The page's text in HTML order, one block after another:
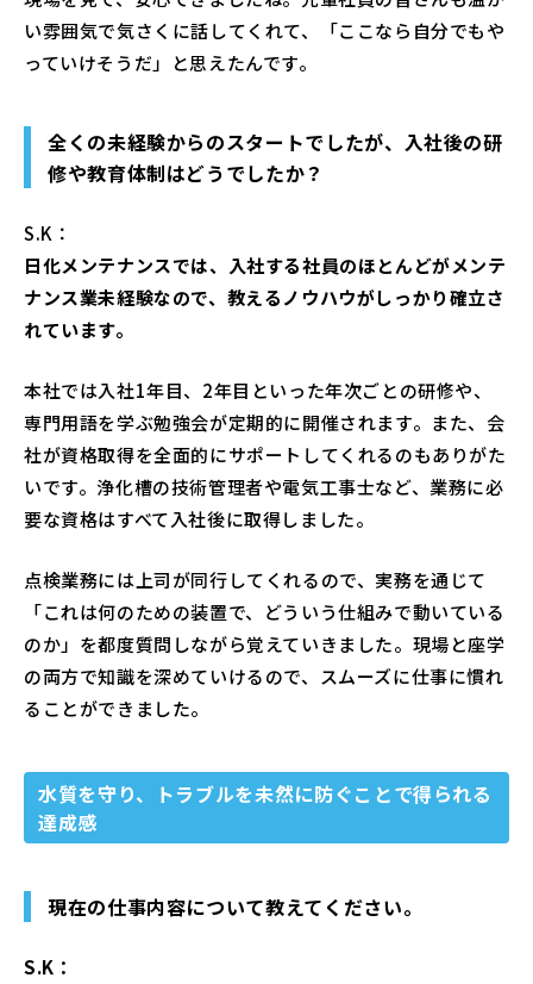
い雰囲気で気さくに話してくれて、「ここなら自分でもや
っていけそうだ」と思えたんです。
全くの未経験からのスタートでしたが、入社後の研
修や教育体制はどうでしたか？
S.K：
日化メンテナンスでは、入社する社員のほとんどがメンテ
ナンス業未経験なので、教えるノウハウがしっかり確立さ
れています。
本社では入社1年目、2年目といった年次ごとの研修や、
専門用語を学ぶ勉強会が定期的に開催されます。また、会
社が資格取得を全面的にサポートしてくれるのもありがた
いです。浄化槽の技術管理者や電気工事士など、業務に必
要な資格はすべて入社後に取得しました。
点検業務には上司が同行してくれるので、実務を通じて
「これは何のための装置で、どういう仕組みで動いている
のか」を都度質問しながら覚えていきました。現場と座学
の両方で知識を深めていけるので、スムーズに仕事に慣れ
ることができました。
水質を守り、トラブルを未然に防ぐことで得られる
達成感
現在の仕事内容について教えてください。
S.K：